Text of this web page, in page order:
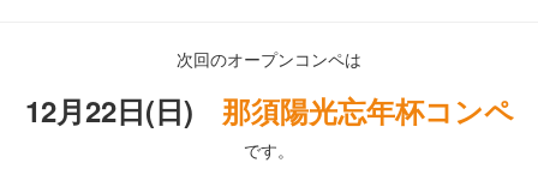
次回のオープンコンペは
12月22日(日) 那須陽光忘年杯コンペ
です。